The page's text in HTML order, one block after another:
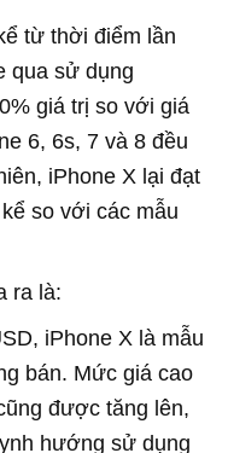
từ thời điểm lần
qua sử dụng
giá trị so với giá
6, 6s, 7 và 8 đều
iPhone X lại đạt
so với các mẫu
ra là:
iPhone X là mẫu
bán. Mức giá cao
được tăng lên,
hướng sử dụng